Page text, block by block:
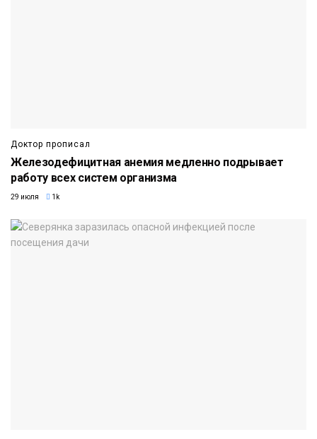
Доктор прописал
Железодефицитная анемия медленно подрывает
работу всех систем организма
29 июля 1k